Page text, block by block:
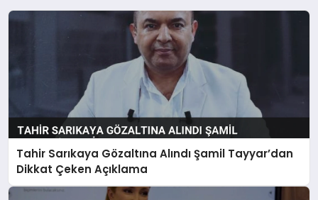
Tahir Sarıkaya Gözaltına Alındı Şamil Tayyar’dan
Dikkat Çeken Açıklama